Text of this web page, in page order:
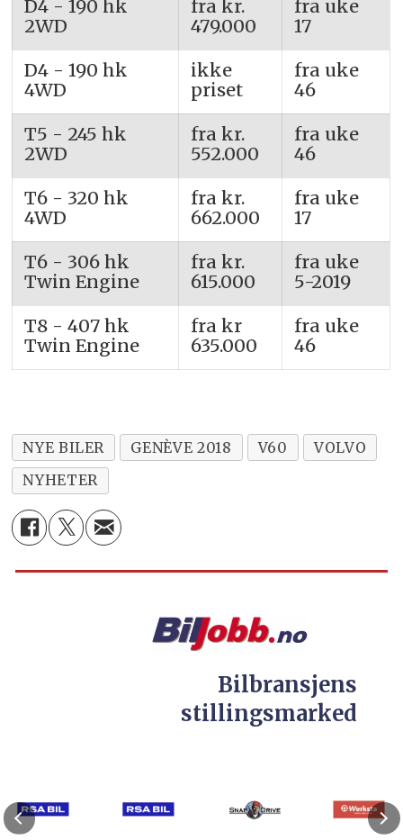
D4 - 190 hk
2WD
fra kr.
479.000
fra uke
17
D4 - 190 hk
4WD
ikke
priset
fra uke
46
T5 - 245 hk
2WD
fra kr.
552.000
fra uke
46
T6 - 320 hk
4WD
fra kr.
662.000
fra uke
17
T6 - 306 hk
Twin Engine
fra kr.
615.000
fra uke
5-2019
T8 - 407 hk
Twin Engine
fra kr
635.000
fra uke
46
NYE BILER GENÈVE 2018 V60
VOLVO
NYHETER
Bilbransjens
stillingsmarked